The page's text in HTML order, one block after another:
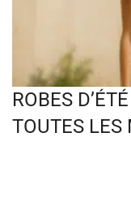
ROBES
TOUTES LES